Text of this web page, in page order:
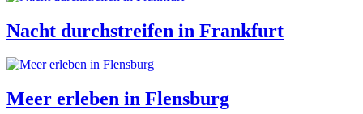
Nacht durchstreifen in Frankfurt
Meer erleben in Flensburg